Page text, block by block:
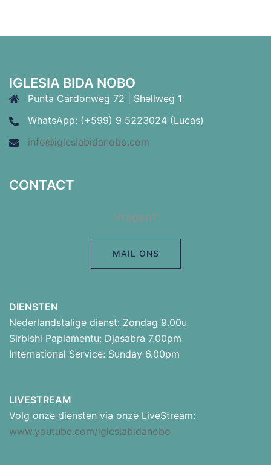
IGLESIA BIDA NOBO
Punta Cardonweg 72 | Shellweg 1
WhatsApp: (+599) 9 5223024 (Lucas)
info@iglesiabidanobo.com
CONTACT
Vragen?
MAIL ONS
DIENSTEN
Nederlandstalige dienst: Zondag 9.00u
Sirbishi Papiamentu: Djasabra 7.00pm
International Service: Sunday 6.00pm
LIVESTREAM
Volg onze diensten via onze LiveStream:
www.youtube.com/iglesiabidanobo